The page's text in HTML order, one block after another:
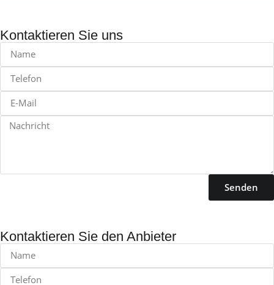
Kontaktieren Sie uns
Senden
Kontaktieren Sie den Anbieter